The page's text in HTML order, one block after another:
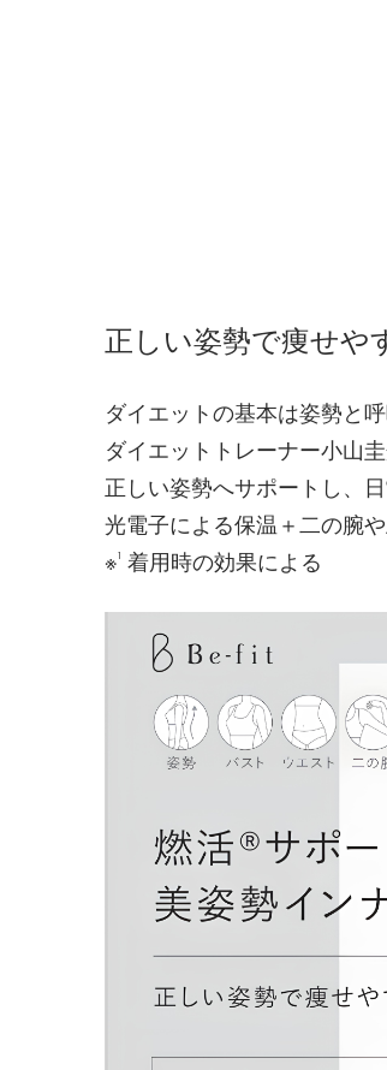
正しい姿勢で痩せや
ダイエットの基本は姿勢と呼
ダイエットトレーナー小山
正しい姿勢へサポートし、
光電子による保温＋二の腕
※¹ 着用時の効果による